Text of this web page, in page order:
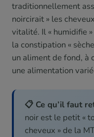
traditionnellement
noircirait » les
vitalité. Il « humidifie
la constipation «
un aliment de fond, à
une alimentation
📋 Ce qu’il faut
noir est le petit «
cheveux » de la